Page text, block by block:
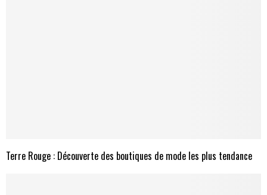
Terre Rouge : Découverte des boutiques de mode les plus tendance